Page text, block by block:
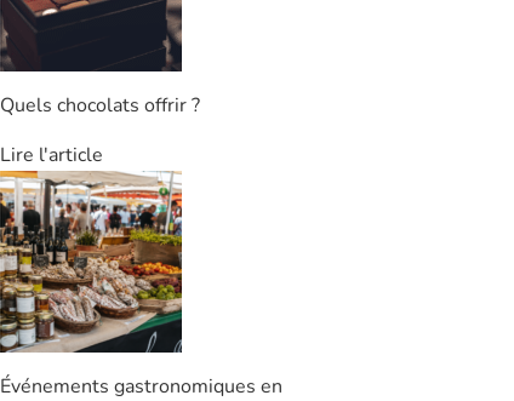
Quels chocolats offrir ?
Lire l'article
Événements gastronomiques en